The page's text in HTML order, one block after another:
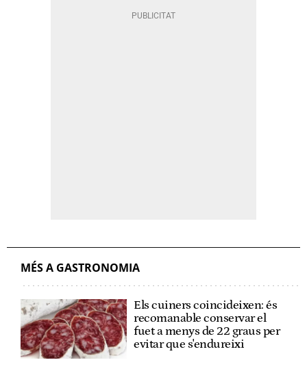
MÉS A GASTRONOMIA
Els cuiners coincideixen: és
recomanable conservar el
fuet a menys de 22 graus per
evitar que s'endureixi